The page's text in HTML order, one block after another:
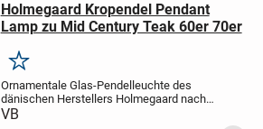
Holmegaard Kropendel Pendant
Lamp zu Mid Century Teak 60er 70er
Merken
Ornamentale Glas-Pendelleuchte des
dänischen Herstellers Holmegaard nach
einem Entwurf von Sidse Werner aus den
VB